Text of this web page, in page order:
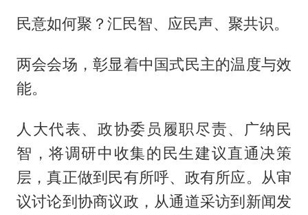
民意如何聚？汇民智、应民声、聚共识。
两会会场，彰显着中国式民主的温度与效
能。
人大代表、政协委员履职尽责、广纳民
智，将调研中收集的民生建议直通决策
层，真正做到民有所呼、政有所应。从审
议讨论到协商议政，从通道采访到新闻发